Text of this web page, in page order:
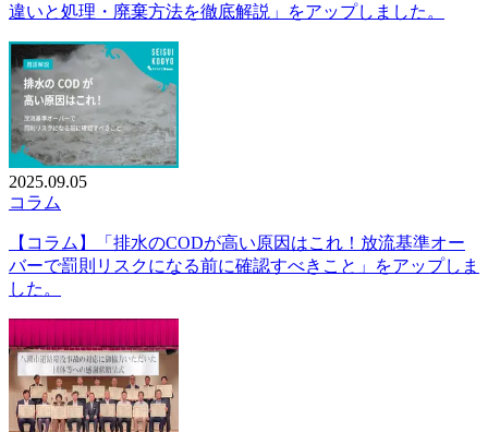
違いと処理・廃棄方法を徹底解説」をアップしました。
2025.09.05
コラム
【コラム】「排水のCODが高い原因はこれ！放流基準オー
バーで罰則リスクになる前に確認すべきこと」をアップしま
した。